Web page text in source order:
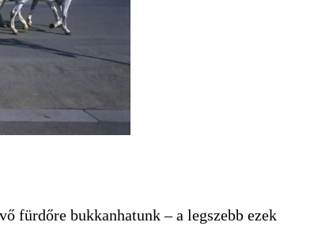
fürdőre bukkanhatunk – a legszebb ezek